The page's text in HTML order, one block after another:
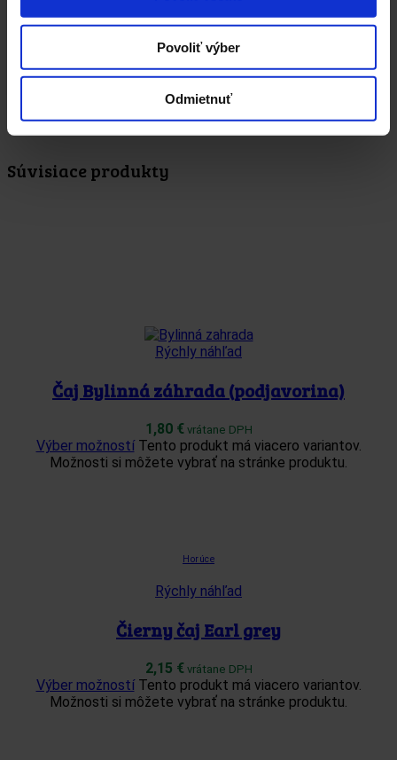
Povoliť výber
Odmietnuť
Súvisiace produkty
Rýchly náhľad
Čaj Bylinná záhrada (podjavorina)
1,80 € vrátane DPH
Výber možností Tento produkt má viacero variantov.
Možnosti si môžete vybrať na stránke produktu.
Horúce
Rýchly náhľad
Čierny čaj Earl grey
2,15 € vrátane DPH
Výber možností Tento produkt má viacero variantov.
Možnosti si môžete vybrať na stránke produktu.